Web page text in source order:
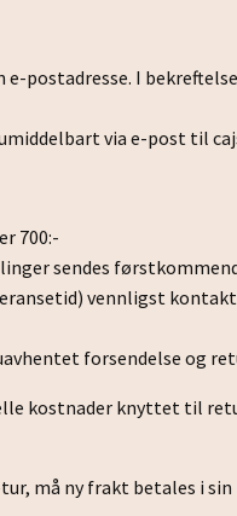
postadresse. I
via e-post til
700:-
sendes
vennligst
forsendelse og
kostnader knyttet til
må ny frakt betales i